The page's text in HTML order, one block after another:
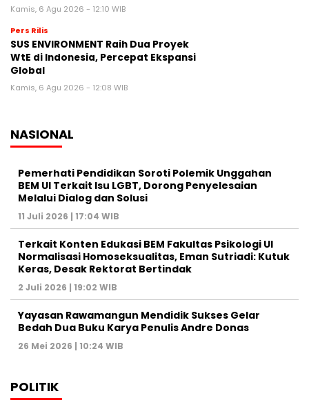
Kamis, 6 Agu 2026 - 12:10 WIB
Pers Rilis
SUS ENVIRONMENT Raih Dua Proyek
WtE di Indonesia, Percepat Ekspansi
Global
Kamis, 6 Agu 2026 - 12:08 WIB
NASIONAL
Pemerhati Pendidikan Soroti Polemik Unggahan
BEM UI Terkait Isu LGBT, Dorong Penyelesaian
Melalui Dialog dan Solusi
11 Juli 2026 | 17:04 WIB
Terkait Konten Edukasi BEM Fakultas Psikologi UI
Normalisasi Homoseksualitas, Eman Sutriadi: Kutuk
Keras, Desak Rektorat Bertindak
2 Juli 2026 | 19:02 WIB
Yayasan Rawamangun Mendidik Sukses Gelar
Bedah Dua Buku Karya Penulis Andre Donas
26 Mei 2026 | 10:24 WIB
POLITIK